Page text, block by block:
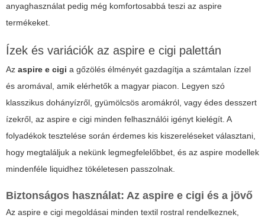
anyaghasználat pedig még komfortosabbá teszi az aspire
termékeket.
Ízek és variációk az aspire e cigi palettán
Az aspire e cigi a gőzölés élményét gazdagítja a számtalan ízzel
és aromával, amik elérhetők a magyar piacon. Legyen szó
klasszikus dohányízről, gyümölcsös aromákról, vagy édes desszert
ízekről, az aspire e cigi minden felhasználói igényt kielégít. A
folyadékok tesztelése során érdemes kis kiszereléseket választani,
hogy megtaláljuk a nekünk legmegfelelőbbet, és az aspire modellek
mindenféle liquidhez tökéletesen passzolnak.
Biztonságos használat: Az aspire e cigi és a jövő
Az aspire e cigi megoldásai minden textil rostral rendelkeznek,